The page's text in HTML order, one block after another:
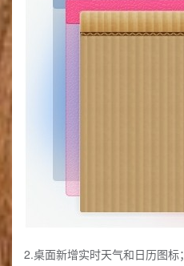
2.桌面新增实时天气和日历图标；